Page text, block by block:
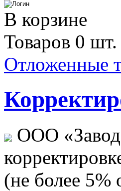
В корзине
Товаров 0
Отложенные
ООО
(не более 5%